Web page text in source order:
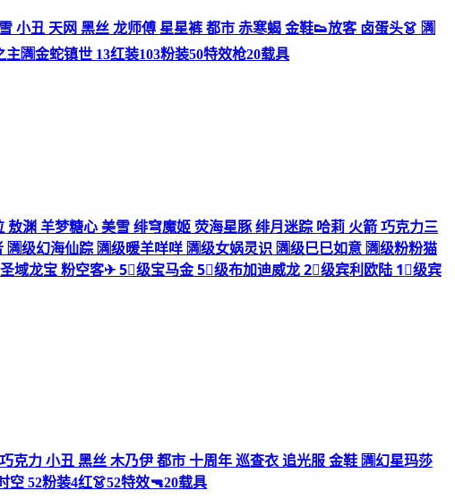
小丑 天网 黑丝 龙师傅 星星裤 都市 赤寒蝎 金鞋👟放客 卤蛋头👗 🈵
🈵金蛇镇世 13红装103粉装50特效枪20载具
渊 羊梦糖心 美雪 绯穹魔姬 荧海星豚 绯月迷踪 哈莉 火箭 巧克力三
级幻海仙踪 🈵级暖羊咩咩 🈵级女娲灵识 🈵级巳巳如意 🈵级粉粉猫
域龙宝 粉空客✈ 5⃣️级宝马金 5⃣️级布加迪威龙 2⃣️级宾利欧陆 1⃣️级宾
克力 小丑 黑丝 木乃伊 都市 十周年 巡查衣 追光服 金鞋 🈵幻星玛莎
52粉装4红👗52特效🔫20载具